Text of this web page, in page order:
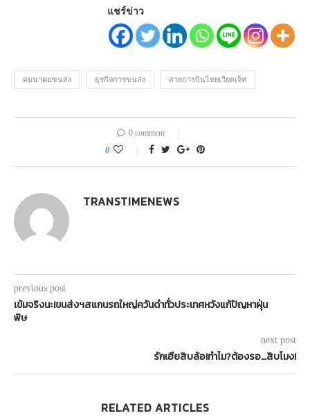
แชร์ข่าว
คมนาคมขนส่ง ธุรกิจการขนส่ง สายการบินไทยเวียตเจ็ท
0 comment
0
TRANSTIMENEWS
previous post
เข้มจริงนะ!ขนส่งฯสแกนรถใหญ่ควันดำทั่วประเทศหวังแก้ปัญหาฝุ่น
พิษ
next post
รักเฮียสิบล้อ!ทำไม?ต้องรอ…สิบโมง!
RELATED ARTICLES